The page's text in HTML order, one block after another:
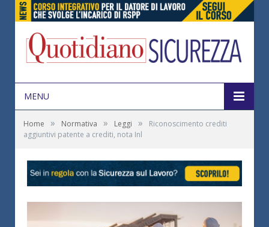
MENU
Home » Normativa » Leggi »
Riconoscimento crediti
aggiuntivi patente a crediti, nota Inl